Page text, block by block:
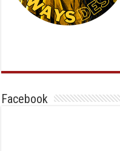
Facebook